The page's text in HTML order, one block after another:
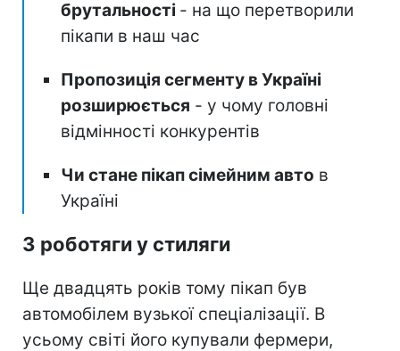
брутальності - на що перетворили
пікапи в наш час
Пропозиція сегменту в Україні
розширюється - у чому головні
відмінності конкурентів
Чи стане пікап сімейним авто в
Україні
З роботяги у стиляги
Ще двадцять років тому пікап був
автомобілем вузької спеціалізації. В
усьому світі його купували фермери,